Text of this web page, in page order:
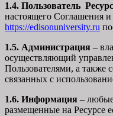
1.4. Пользователь
настоящего Соглашения
https://edisonuniversity.ru
1.5. Администрация –
осуществляющий
Пользователями, а
связанных с
1.6. Информация –
размещенные на Ресурсе